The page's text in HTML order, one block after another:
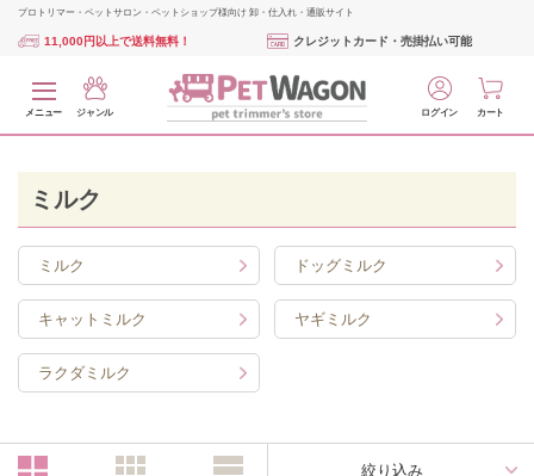
プロトリマー・ペットサロン・ペットショップ様向け 卸・仕入れ・通販サイト
11,000円以上で送料無料！ クレジットカード・売掛払い可能
メニュー ジャンル ログイン カート
ミルク
ミルク ドッグミルク
キャットミルク ヤギミルク
ラクダミルク
絞り込み